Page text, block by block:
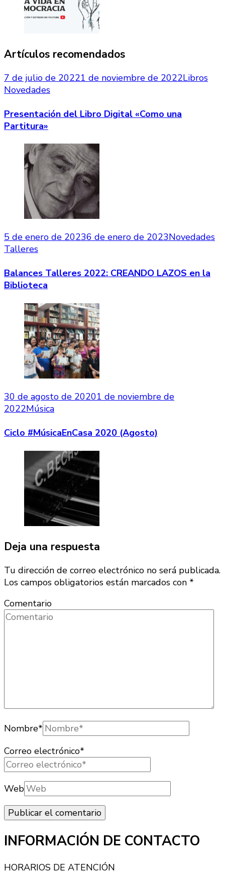
Artículos recomendados
7 de julio de 20221 de noviembre de 2022Libros
Novedades
Presentación del Libro Digital «Como una
Partitura»
5 de enero de 20236 de enero de 2023Novedades
Talleres
Balances Talleres 2022: CREANDO LAZOS en la
Biblioteca
30 de agosto de 20201 de noviembre de
2022Música
Ciclo #MúsicaEnCasa 2020 (Agosto)
Deja una respuesta
Tu dirección de correo electrónico no será publicada.
Los campos obligatorios están marcados con *
Comentario
Nombre*
Correo electrónico*
Web
INFORMACIÓN DE CONTACTO
HORARIOS DE ATENCIÓN